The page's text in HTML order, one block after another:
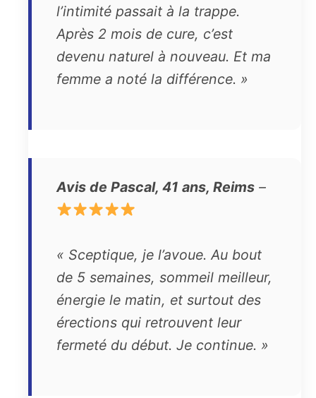
l’intimité passait à la trappe.
Après 2 mois de cure, c’est
devenu naturel à nouveau. Et ma
femme a noté la différence. »
Avis de Pascal, 41 ans, Reims –
« Sceptique, je l’avoue. Au bout
de 5 semaines, sommeil meilleur,
énergie le matin, et surtout des
érections qui retrouvent leur
fermeté du début. Je continue. »